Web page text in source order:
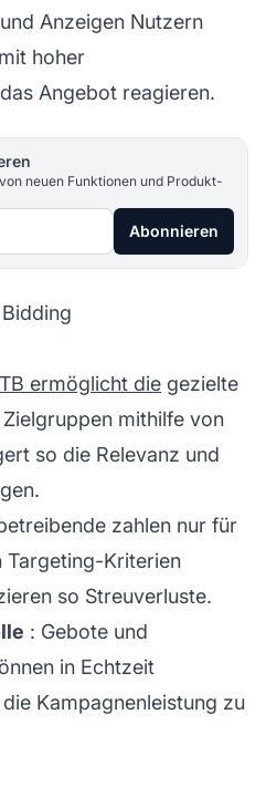
Anzeigen Nutzern
hoher
Angebot reagieren.
neuen Funktionen und Produkt-
Abonnieren
ermöglicht die gezielte
mithilfe von
so die Relevanz und
zahlen nur für
Targeting-Kriterien
so Streuverluste.
: Gebote und
in Echtzeit
Kampagnenleistung zu